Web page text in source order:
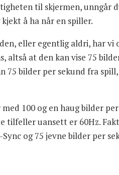
til skjermen,
å ha når en spiller.
eller egentlig aldri, har
altså at den kan vise 75
bilder per sekund fra
100 og en haug bilder
tilfeller uansett er 60Hz.
og 75 jevne bilder per